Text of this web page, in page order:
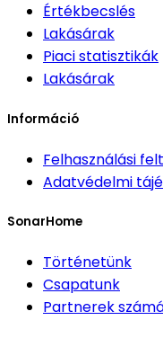
Értékbecslés
Lakásárak
Piaci statisztikák
Lakásárak
Információ
Felhasználási
Adatvédelmi
SonarHome
Történetünk
Csapatunk
Partnerek